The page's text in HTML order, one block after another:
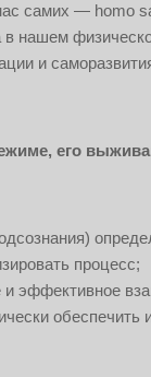
самих — homo
нашем
и
его
процесс;
эффективное
обеспечить